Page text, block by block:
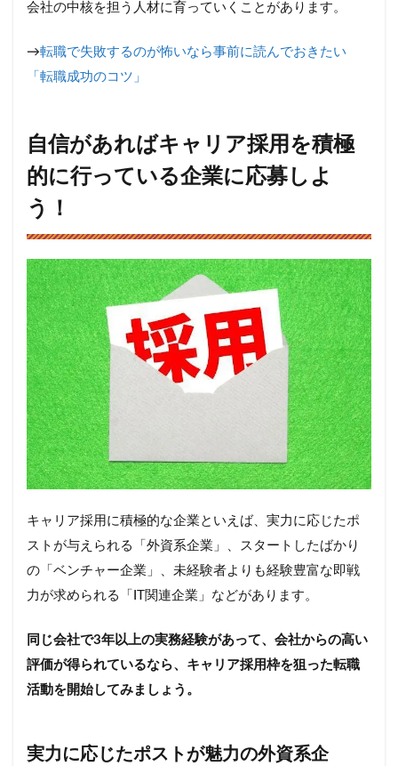
会社の中核を担う人材に育っていくことがあります。
→転職で失敗するのが怖いなら事前に読んでおきたい
「転職成功のコツ」
自信があればキャリア採用を積極
的に行っている企業に応募しよ
う！
キャリア採用に積極的な企業といえば、実力に応じたポ
ストが与えられる「外資系企業」、スタートしたばかり
の「ベンチャー企業」、未経験者よりも経験豊富な即戦
力が求められる「IT関連企業」などがあります。
同じ会社で3年以上の実務経験があって、会社からの高い
評価が得られているなら、キャリア採用枠を狙った転職
活動を開始してみましょう。
実力に応じたポストが魅力の外資系企